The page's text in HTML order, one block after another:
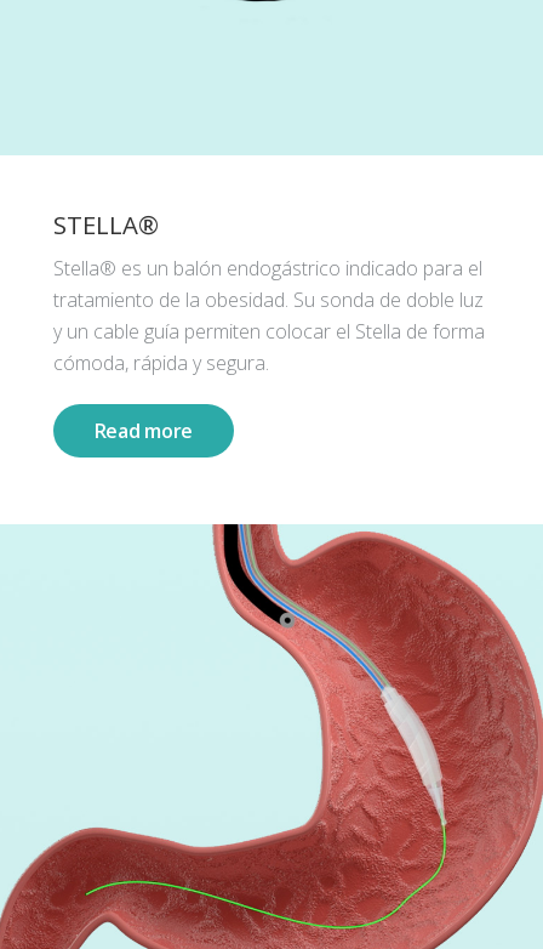
STELLA®
Stella® es un balón endogástrico indicado para el
tratamiento de la obesidad. Su sonda de doble luz
y un cable guía permiten colocar el Stella de forma
cómoda, rápida y segura.
Read more